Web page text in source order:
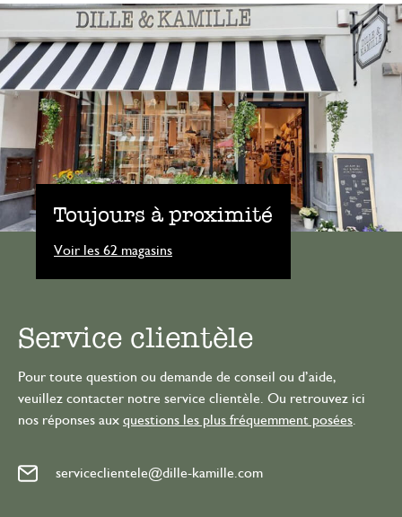
Toujours à proximité
Voir les 62 magasins
Service clientèle
Pour toute question ou demande de conseil ou d’aide,
veuillez contacter notre service clientèle. Ou retrouvez ici
nos réponses aux questions les plus fréquemment posées
serviceclientele@dille-kamille.com